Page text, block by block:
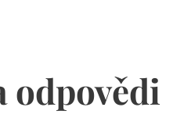
odpovědi